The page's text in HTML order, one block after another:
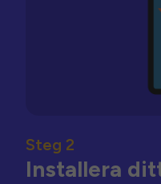
Steg 2
Installera